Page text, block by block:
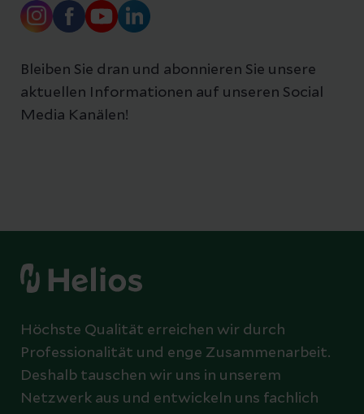
Bleiben Sie dran und abonnieren Sie unsere
aktuellen Informationen auf unseren Social
Media Kanälen!
Höchste Qualität erreichen wir durch
Professionalität und enge Zusammenarbeit.
Deshalb tauschen wir uns in unserem
Netzwerk aus und entwickeln uns fachlich